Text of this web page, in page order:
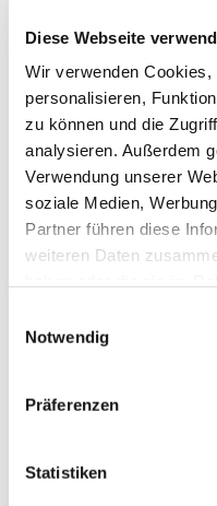
Diese Webseite
Wir verwenden
personalisieren,
zu können und die
analysieren. Außerdem
Verwendung unserer
soziale Medien,
Partner führen diese
weiteren Daten
Notwendig
Präferenzen
Statistiken
Dies